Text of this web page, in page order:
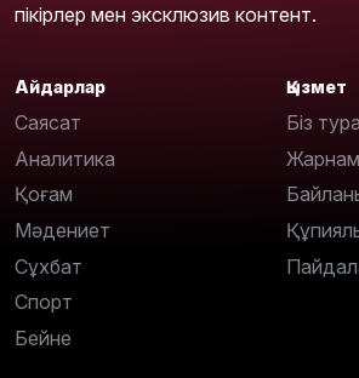
пікірлер мен эксклюзив контент.
Айдарлар
Саясат
Аналитика
Қоғам
Мәдениет
Сұхбат
Спорт
Бейне
Қызмет
Біз